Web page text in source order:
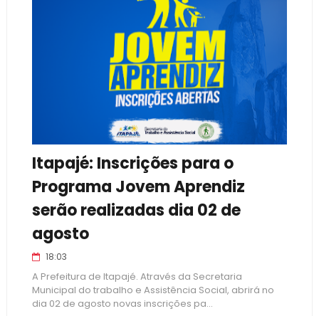
Itapajé: Inscrições para o
Programa Jovem Aprendiz
serão realizadas dia 02 de
agosto
18:03
A Prefeitura de Itapajé. Através da Secretaria
Municipal do trabalho e Assistência Social, abrirá no
dia 02 de agosto novas inscrições pa...